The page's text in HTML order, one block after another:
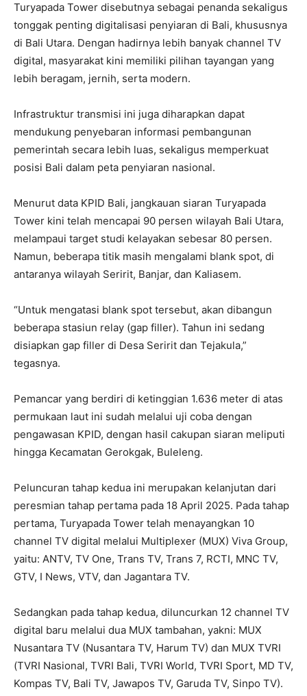
Turyapada Tower disebutnya sebagai penanda sekaligus
tonggak penting digitalisasi penyiaran di Bali, khususnya
di Bali Utara. Dengan hadirnya lebih banyak channel TV
digital, masyarakat kini memiliki pilihan tayangan yang
lebih beragam, jernih, serta modern.
Infrastruktur transmisi ini juga diharapkan dapat
mendukung penyebaran informasi pembangunan
pemerintah secara lebih luas, sekaligus memperkuat
posisi Bali dalam peta penyiaran nasional.
Menurut data KPID Bali, jangkauan siaran Turyapada
Tower kini telah mencapai 90 persen wilayah Bali Utara,
melampaui target studi kelayakan sebesar 80 persen.
Namun, beberapa titik masih mengalami blank spot, di
antaranya wilayah Seririt, Banjar, dan Kaliasem.
“Untuk mengatasi blank spot tersebut, akan dibangun
beberapa stasiun relay (gap filler). Tahun ini sedang
disiapkan gap filler di Desa Seririt dan Tejakula,”
tegasnya.
Pemancar yang berdiri di ketinggian 1.636 meter di atas
permukaan laut ini sudah melalui uji coba dengan
pengawasan KPID, dengan hasil cakupan siaran meliputi
hingga Kecamatan Gerokgak, Buleleng.
Peluncuran tahap kedua ini merupakan kelanjutan dari
peresmian tahap pertama pada 18 April 2025. Pada tahap
pertama, Turyapada Tower telah menayangkan 10
channel TV digital melalui Multiplexer (MUX) Viva Group,
yaitu: ANTV, TV One, Trans TV, Trans 7, RCTI, MNC TV,
GTV, I News, VTV, dan Jagantara TV.
Sedangkan pada tahap kedua, diluncurkan 12 channel TV
digital baru melalui dua MUX tambahan, yakni: MUX
Nusantara TV (Nusantara TV, Harum TV) dan MUX TVRI
(TVRI Nasional, TVRI Bali, TVRI World, TVRI Sport, MD TV,
Kompas TV, Bali TV, Jawapos TV, Garuda TV, Sinpo TV).